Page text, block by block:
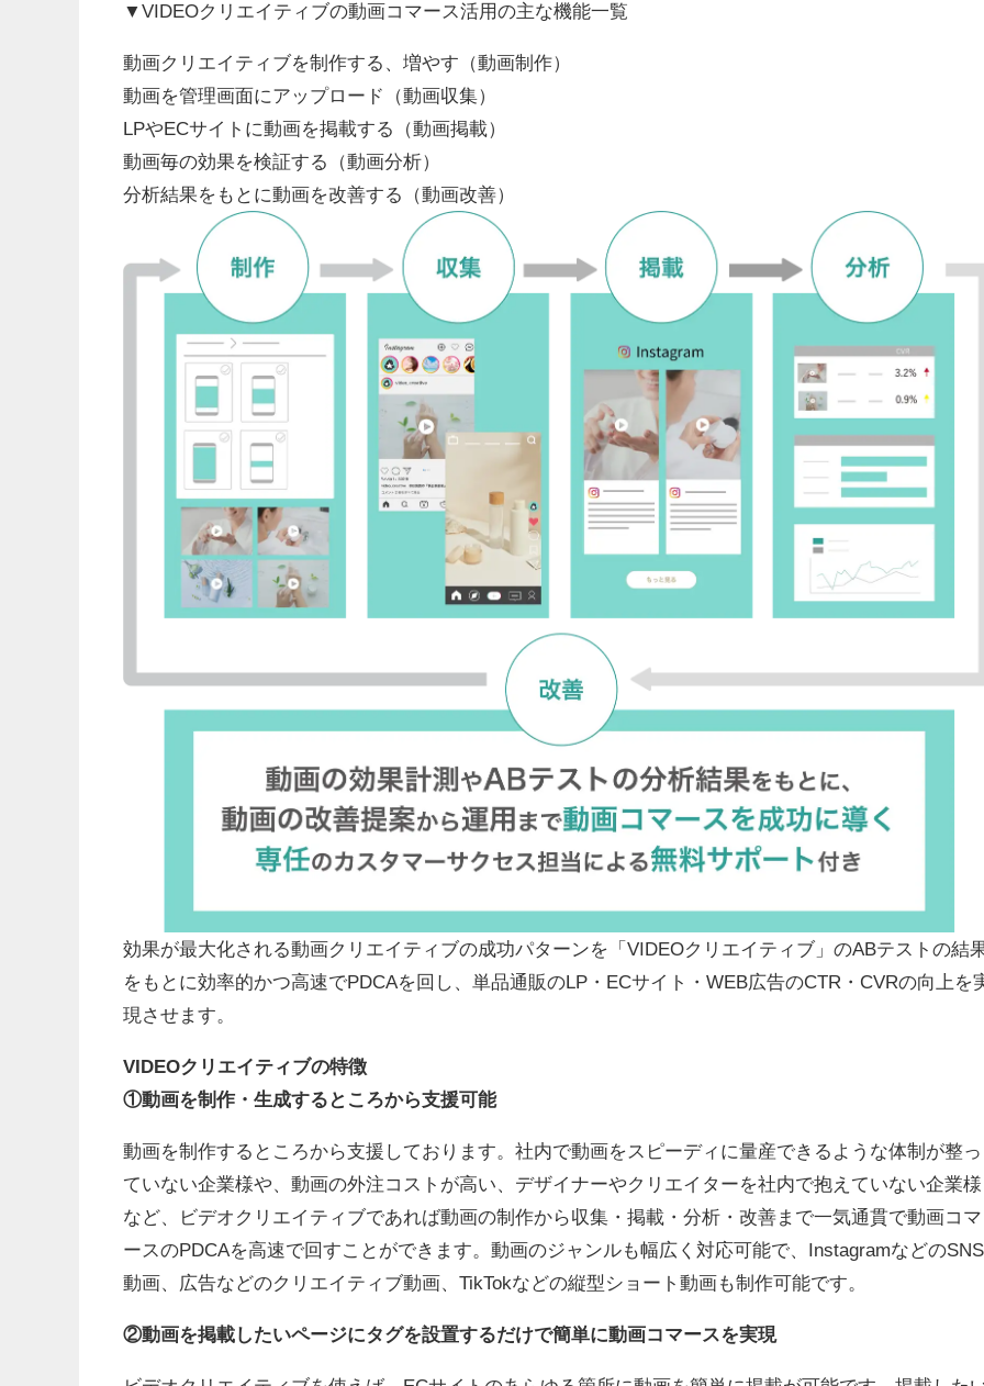
▼VIDEOクリエイティブの動画コマース活用の主な機能一覧
動画クリエイティブを制作する、増やす（動画制作）
動画を管理画面にアップロード（動画収集）
LPやECサイトに動画を掲載する（動画掲載）
動画毎の効果を検証する（動画分析）
分析結果をもとに動画を改善する（動画改善）
効果が最大化される動画クリエイティブの成功パターンを「VIDEOクリエイティブ」のABテストの結
をもとに効率的かつ高速でPDCAを回し、単品通販のLP・ECサイト・WEB広告のCTR・CVRの向上を
現させます。
VIDEOクリエイティブの特徴
①動画を制作・生成するところから支援可能
動画を制作するところから支援しております。社内で動画をスピーディに量産できるような体制が整っ
ていない企業様や、動画の外注コストが高い、デザイナーやクリエイターを社内で抱えていない企業様
など、ビデオクリエイティブであれば動画の制作から収集・掲載・分析・改善まで一気通貫で動画コマ
ースのPDCAを高速で回すことができます。動画のジャンルも幅広く対応可能で、InstagramなどのSNS
動画、広告などのクリエイティブ動画、TikTokなどの縦型ショート動画も制作可能です。
②動画を掲載したいページにタグを設置するだけで簡単に動画コマースを実現